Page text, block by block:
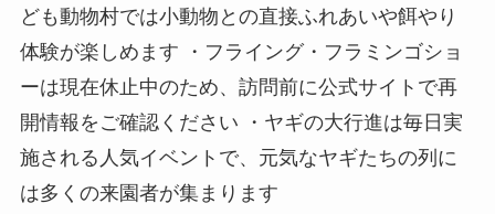
ども動物村では小動物との直接ふれあいや餌やり
体験が楽しめます ・フライング・フラミンゴショ
ーは現在休止中のため、訪問前に公式サイトで再
開情報をご確認ください ・ヤギの大行進は毎日実
施される人気イベントで、元気なヤギたちの列に
は多くの来園者が集まります